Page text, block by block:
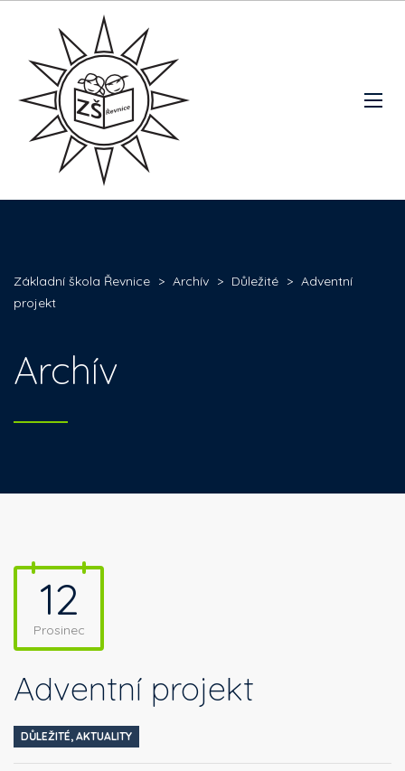
Základní škola Řevnice > Archív > Důležité > Adventní
projekt
Archív
12
Prosinec
Adventní projekt
DŮLEŽITÉ, AKTUALITY